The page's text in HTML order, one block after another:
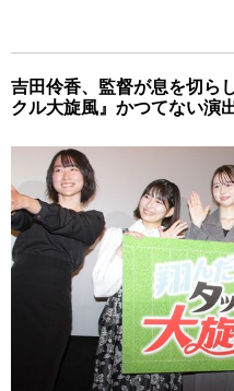
吉田伶香、監督が息を切ら
クル大旋風』かつてない演